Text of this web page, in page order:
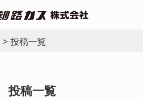
> 投稿一覧
投稿一覧